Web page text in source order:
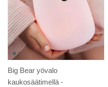
Big Bear yövalo
kaukosäätimellä -